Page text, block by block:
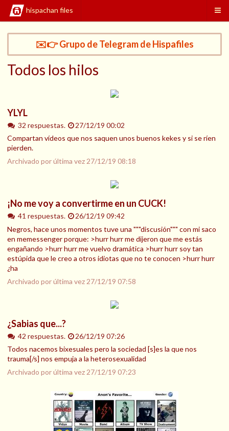
hispachan files
✉️👉 Grupo de Telegram de Hispafiles
Todos los hilos
YLYL
32 respuestas.
27/12/19 00:02
Compartan vídeos que nos saquen unos buenos kekes y si se ríen
pierden.
Archivado por última vez 27/12/19 08:18
¡No me voy a convertirme en un CUCK!
41 respuestas.
26/12/19 09:42
Negros, hace unos momentos tuve una """discusión""" con mi saco
en memessenger porque: >hurr hurr me dijeron que me estás
engañando >hurr hurr me vuelvo dramática >hurr hurr soy tan
estúpida que le creo a otros idiotas que no te conocen >hurr hurr
¿ha
Archivado por última vez 27/12/19 07:58
¿Sabias que...?
42 respuestas.
26/12/19 07:26
Todos nacemos bixesuales pero la sociedad [s]es la que nos
trauma[/s] nos empuja a la heterosexualidad
Archivado por última vez 27/12/19 07:23